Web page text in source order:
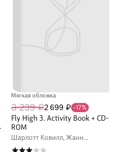
Мягкая обложка
3 239 ₽2 699 ₽ -17%
Fly High 3. Activity Book + CD-
ROM
Шарлотт Ковилл, Жанн
Перретт, Тамзин Томпсон